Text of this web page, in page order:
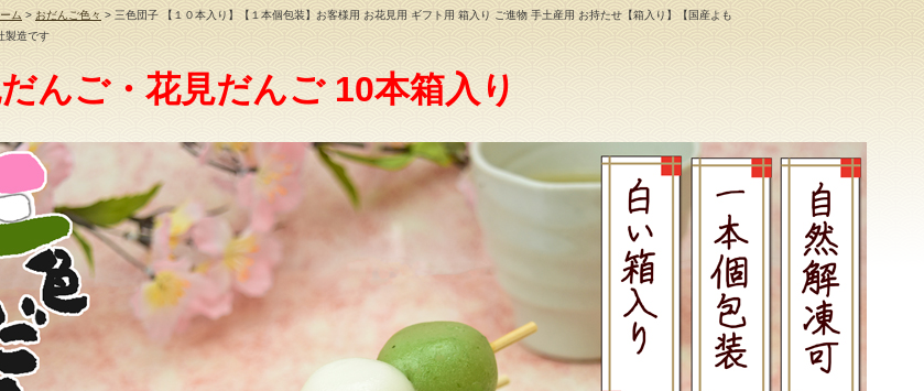
ム > おだんご色々 > 三色団子 【１０本入り】【１本個包装】お客様用 お花見用 ギフト用 箱入り ご進物 手土産用 お持たせ【箱入り】【国産よも
製造です
んご・花見だんご 10本箱入り